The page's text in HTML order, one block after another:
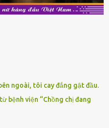
ta chỉ cần mua vḕ và sử dụng
ngoài, tôi cay đắng gật đầu.
bệnh viện “Chồng chị đang